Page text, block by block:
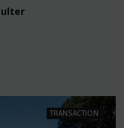
TRANSACTION